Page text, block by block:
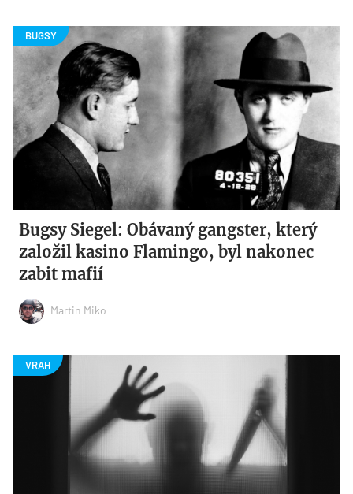
Bugsy Siegel: Obávaný gangster, který
založil kasino Flamingo, byl nakonec
zabit mafií
Martin Miko